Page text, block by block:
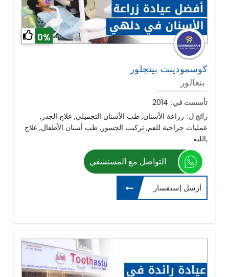
0%
كوسمودينت بينجلور
بنغالور
تأسست في: 2014
رائج ل: زراعة الأسنان, طب الأسنان التجميلي, علاج الجذر,
عمليات جراحية للفم, تركيب الجسور, طب أسنان الأطفال, علاج
اللثة,
التواصل مع المستشفي
أرسل إستفسار